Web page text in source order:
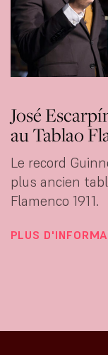
José
au Tablao
Le record
plus ancien
Flamenco 1911.
PLUS